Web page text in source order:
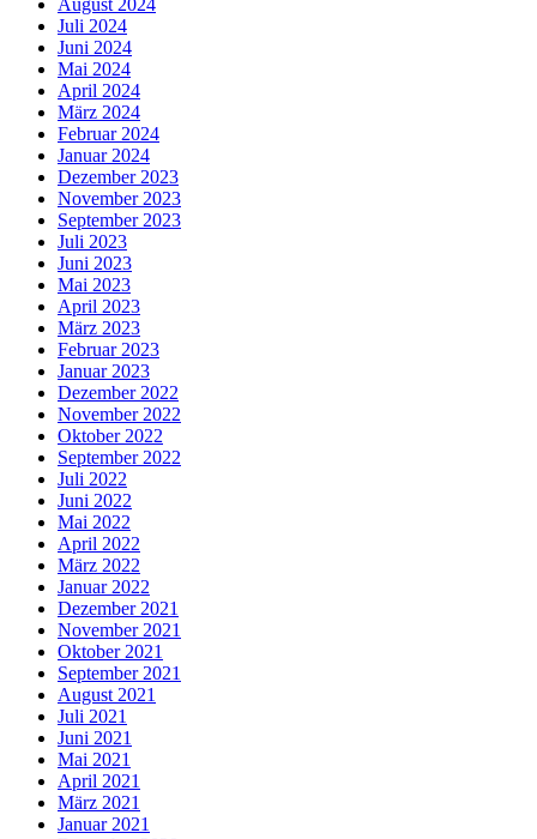
August 2024
Juli 2024
Juni 2024
Mai 2024
April 2024
März 2024
Februar 2024
Januar 2024
Dezember 2023
November 2023
September 2023
Juli 2023
Juni 2023
Mai 2023
April 2023
März 2023
Februar 2023
Januar 2023
Dezember 2022
November 2022
Oktober 2022
September 2022
Juli 2022
Juni 2022
Mai 2022
April 2022
März 2022
Januar 2022
Dezember 2021
November 2021
Oktober 2021
September 2021
August 2021
Juli 2021
Juni 2021
Mai 2021
April 2021
März 2021
Januar 2021